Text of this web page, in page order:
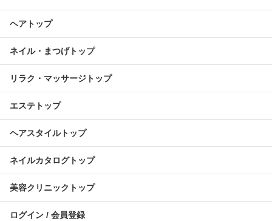
ヘアトップ
ネイル・まつげトップ
リラク・マッサージトップ
エステトップ
ヘアスタイルトップ
ネイルカタログトップ
美容クリニックトップ
ログイン / 会員登録